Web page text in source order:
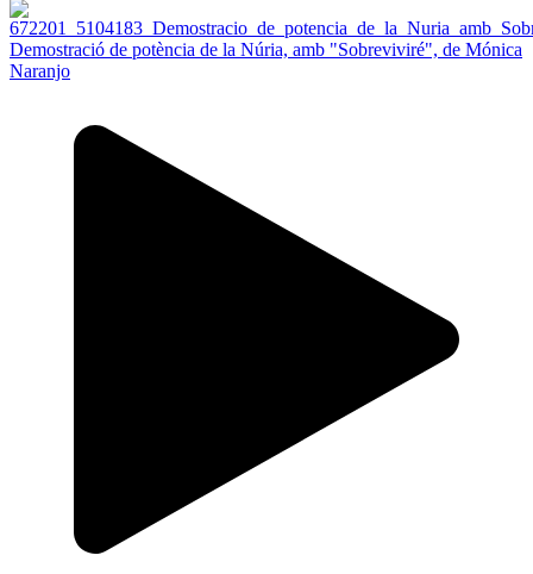
Demostració de potència de la Núria, amb "Sobreviviré", de Mónica
Naranjo